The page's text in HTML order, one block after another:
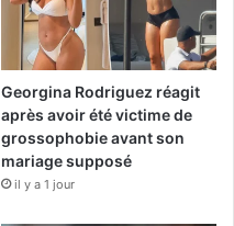
Georgina Rodriguez réagit
après avoir été victime de
grossophobie avant son
mariage supposé
il y a 1 jour